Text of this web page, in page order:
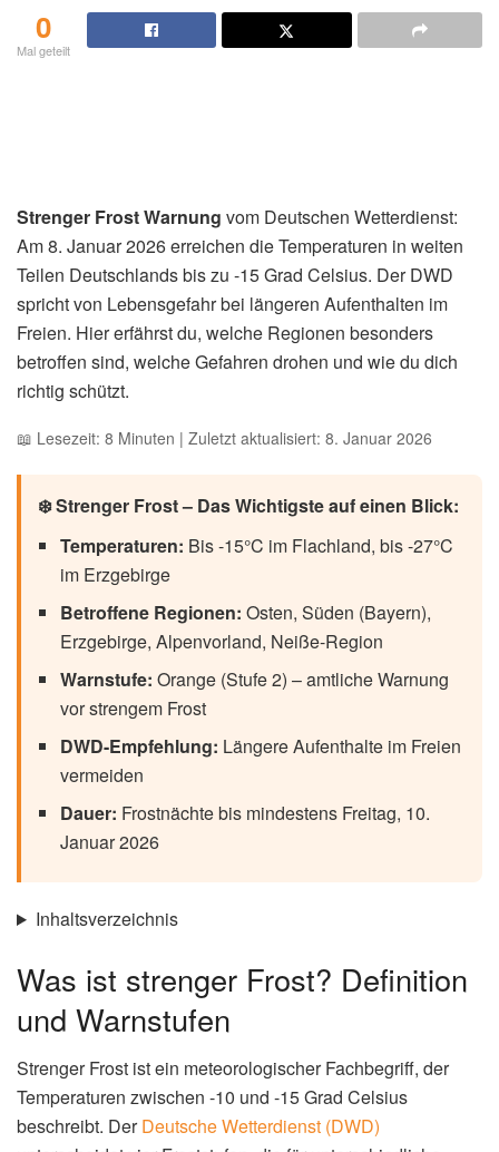
DWD meldet Lebensgefahr –
Tipps
von MM 11. Januar 2026
0
Mal geteilt
Strenger Frost Warnung
Am 8. Januar 2026 erreichen die Temperaturen in weiten
spricht von Lebensgefahr bei längeren Aufenthalten im
Freien. Hier erfährst du, welche Regionen besonders
betroffen sind, welche Gefahren drohen und wie du dich
richtig schützt.
📖 Lesezeit: 8 Minuten | Zuletzt aktualisiert: 8. Januar 2026